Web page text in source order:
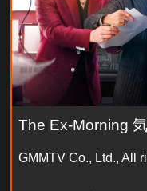
The Ex-Morning
GMMTV Co., Ltd., All